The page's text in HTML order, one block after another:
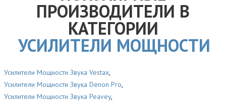
ПРОИЗВОДИТЕЛИ В
КАТЕГОРИИ
УСИЛИТЕЛИ МОЩНОСТИ
Усилители Мощности Звука Vestax,
Усилители Мощности Звука Denon Pro,
Усилители Мощности Звука Peavey,